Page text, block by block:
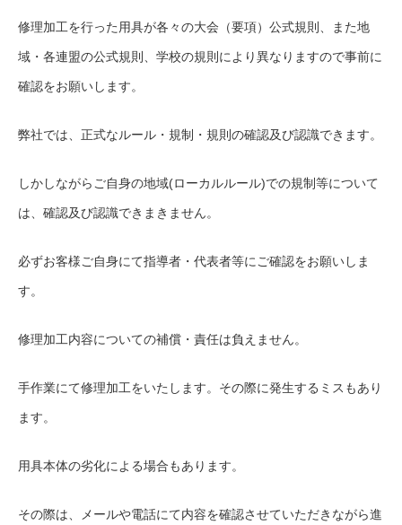
修理加工を行った用具が各々の大会（要項）公式規則、また地
域・各連盟の公式規則、学校の規則により異なりますので事前に
確認をお願いします。
弊社では、正式なルール・規制・規則の確認及び認識できます。
しかしながらご自身の地域(ローカルルール)での規制等について
は、確認及び認識できまきません。
必ずお客様ご自身にて指導者・代表者等にご確認をお願いしま
す。
修理加工内容についての補償・責任は負えません。
手作業にて修理加工をいたします。その際に発生するミスもあり
ます。
用具本体の劣化による場合もあります。
その際は、メールや電話にて内容を確認させていただきながら進